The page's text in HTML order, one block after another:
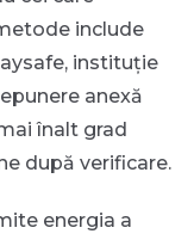
include
instituție
anexă
înalt grad
după verificare.
energia a